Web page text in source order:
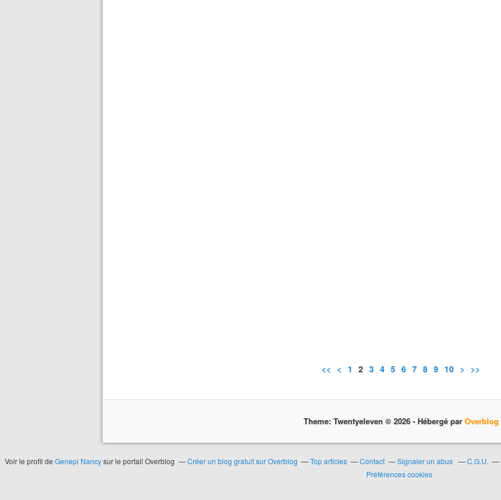
<< < 1 2 3 4 5 6 7 8 9 10 > >>
Theme: Twentyeleven © 2026 - Hébergé par Overblog
Voir le profil de Genepi Nancysur le portail Overblog Créer un blog gratuit sur Overblog Top articles Contact Signaler un abus C.G.U.
Préférences cookies